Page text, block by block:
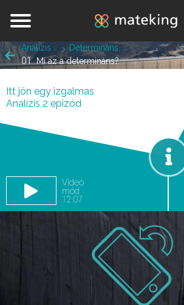
Analízis 2
Determináns, sajátérték,
Mi az a determináns?
01
Itt jön egy izgalmas
Analízis 2 epizód
Videó
mód
12:07